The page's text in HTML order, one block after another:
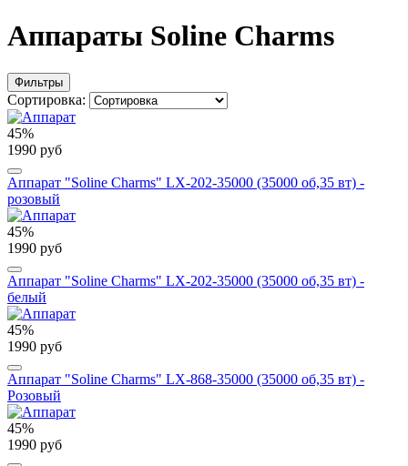
Аппараты Soline Charms
Фильтры
Сортировка:
45%
1990 руб
Аппарат "Soline Charms" LX-202-35000 (35000 об,35 вт) -
розовый
45%
1990 руб
Аппарат "Soline Charms" LX-202-35000 (35000 об,35 вт) -
белый
45%
1990 руб
Аппарат "Soline Charms" LX-868-35000 (35000 об,35 вт) -
Розовый
45%
1990 руб